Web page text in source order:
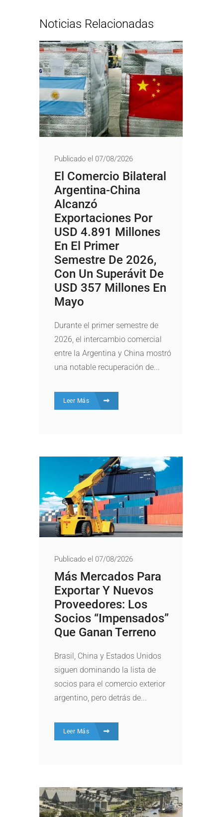
Noticias Relacionadas
Publicado el 07/08/2026
El Comercio Bilateral
Argentina-China
Alcanzó
Exportaciones Por
USD 4.891 Millones
En El Primer
Semestre De 2026,
Con Un Superávit De
USD 357 Millones En
Mayo
Durante el primer semestre de
2026, el intercambio comercial
entre la Argentina y China mostró
una notable recuperación de...
Leer Más
Publicado el 07/08/2026
Más Mercados Para
Exportar Y Nuevos
Proveedores: Los
Socios “impensados”
Que Ganan Terreno
Brasil, China y Estados Unidos
siguen dominando la lista de
socios para el comercio exterior
argentino, pero detrás de...
Leer Más